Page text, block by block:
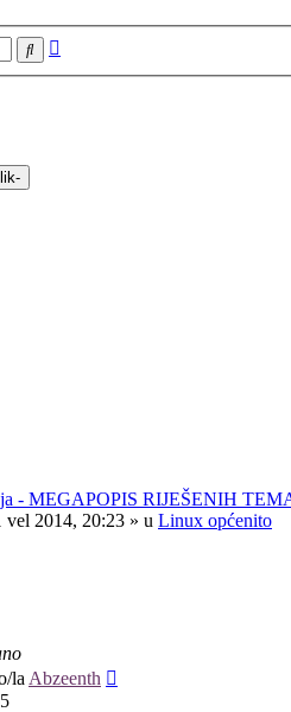
Pretražnik
- MEGAPOPIS RIJEŠENIH
vel 2014, 20:23 » u Linux općenito
la Abzeenth